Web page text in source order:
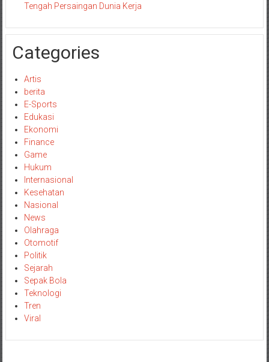
Tengah Persaingan Dunia Kerja
Categories
Artis
berita
E-Sports
Edukasi
Ekonomi
Finance
Game
Hukum
Internasional
Kesehatan
Nasional
News
Olahraga
Otomotif
Politik
Sejarah
Sepak Bola
Teknologi
Tren
Viral